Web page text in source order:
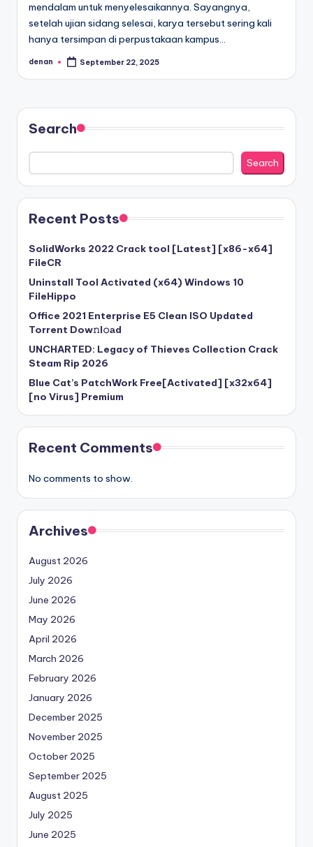
mendalam untuk menyelesaikannya. Sayangnya,
setelah ujian sidang selesai, karya tersebut sering kali
hanya tersimpan di perpustakaan kampus…
Posted
denan September 22, 2025
Search
Search
Recent Posts
SolidWorks 2022 Crack tool [Latest] [x86-x64]
FileCR
Uninstall Tool Activated (x64) Windows 10
FileHippo
Office 2021 Enterprise E5 Clean ISO Updated
Torrent Dow𝚗l𝚘аd
UNCHARTED: Legacy of Thieves Collection Crack
Steam Rip 2026
Blue Cat’s PatchWork Free[Activated] [x32x64]
[no Virus] Premium
Recent Comments
No comments to show.
Archives
August 2026
July 2026
June 2026
May 2026
April 2026
March 2026
February 2026
January 2026
December 2025
November 2025
October 2025
September 2025
August 2025
July 2025
June 2025